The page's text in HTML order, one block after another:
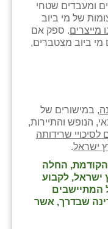
ומעבדים שטחי
של מי ביוב
מייצרים. ספק אם
ביוב מצטברים,
, במישורים של
הנופש והתיירות,
שרידותה
ישראל.
החלה
ישראל, לקבוע
המתיישבים
שבדרך, אשר